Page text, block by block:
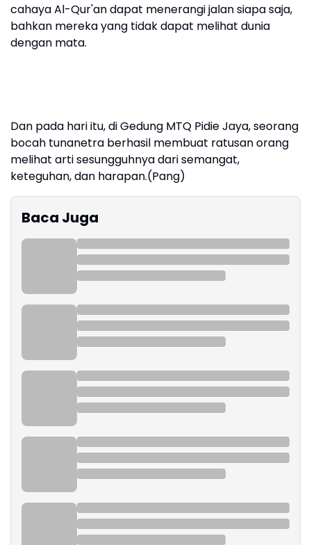
cahaya Al-Qur'an dapat menerangi jalan siapa saja,
bahkan mereka yang tidak dapat melihat dunia
dengan mata.
Dan pada hari itu, di Gedung MTQ Pidie Jaya, seorang
bocah tunanetra berhasil membuat ratusan orang
melihat arti sesungguhnya dari semangat,
keteguhan, dan harapan.(Pang)
Baca Juga